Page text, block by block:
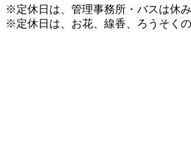
※定休日は、管理事務所・バスは休
※定休日は、お花、線香、ろうそく